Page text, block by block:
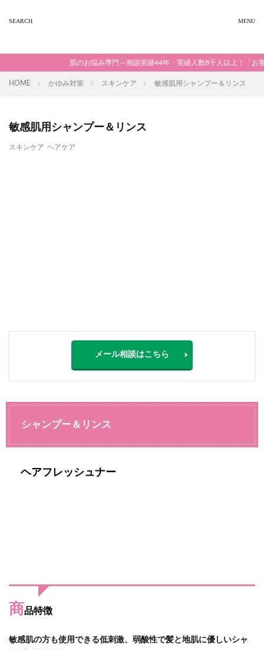
肌のお悩み専門～相談実績44年・実績人数8千人以上！「お客
HOME かゆみ対策 スキンケア 敏感肌用シャンプー＆リンス
敏感肌用シャンプー＆リンス
スキンケア ヘアケア
メール相談はこちら
シャンプー＆リンス
ヘアフレッシュナー
商品特徴
敏感肌の方も使用できる低刺激、弱酸性で髪と地肌に優しいシャ